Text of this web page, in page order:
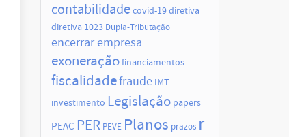
contabilidade covid-19diretiva
diretiva 1023 Dupla-Tributação
encerrar empresa
exoneraçãofinanciamentos
fiscalidadefraude IMT
investimento Legislação papers
PEAC PER PEVE Planos prazos r